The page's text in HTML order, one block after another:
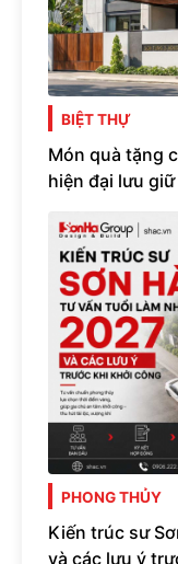
BIỆT THỰ
Món quà tặng
hiện đại lưu
PHONG THỦY
Kiến trúc sư
và các lưu ý